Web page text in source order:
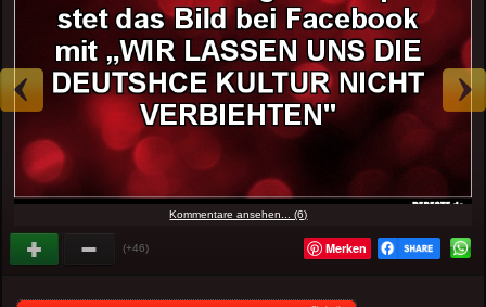
Kommentare ansehen... (6)
(+46) Merken